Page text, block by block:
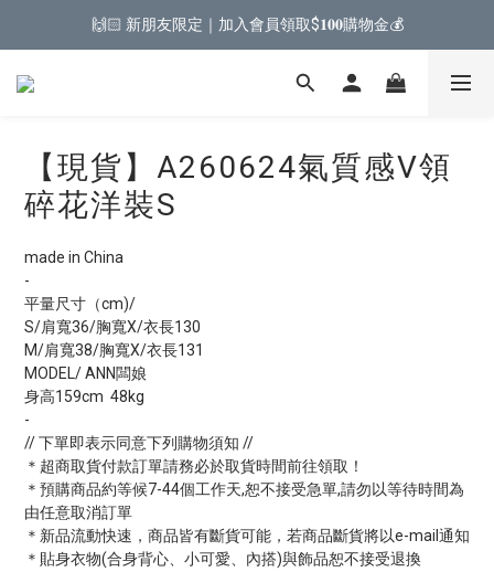
🙌🏻 新朋友限定｜加入會員領取$𝟏𝟎𝟎購物金💰
【現貨】A260624氣質感V領
碎花洋裝S
made in China
-
平量尺寸（cm)/
S/肩寬36/胸寬X/衣長130
M/肩寬38/胸寬X/衣長131
MODEL/ ANN闆娘
身高159cm  48kg
-
// 下單即表示同意下列購物須知 //
＊超商取貨付款訂單請務必於取貨時間前往領取！
＊預購商品約等候7-44個工作天,恕不接受急單,請勿以等待時間為
由任意取消訂單
＊新品流動快速，商品皆有斷貨可能，若商品斷貨將以e-mail通知
＊貼身衣物(合身背心、小可愛、內搭)與飾品恕不接受退換